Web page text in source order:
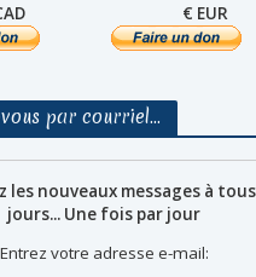
€ EUR
par courriel…
les nouveaux messages à
jours... Une fois par jour
Entrez votre adresse e-mail: